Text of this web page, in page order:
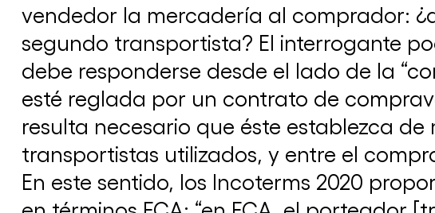
vendedor la mercadería al comprador:
segundo transportista? El interrogante
debe responderse desde el lado de la
esté reglada por un contrato de
resulta necesario que éste establezca
transportistas utilizados, y entre el
En este sentido, los Incoterms 2020